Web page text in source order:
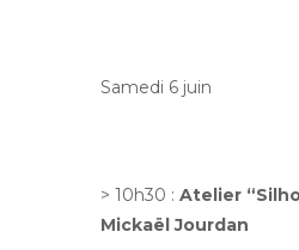
Samedi 6 juin
> 10h30 : Atelier
Mickaël Jourdan